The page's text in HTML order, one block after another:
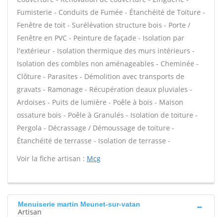
Fumisterie - Conduits de Fumée - Étanchéité de Toiture -
Fenêtre de toit - Surélévation structure bois - Porte /
Fenêtre en PVC - Peinture de façade - Isolation par
l'extérieur - Isolation thermique des murs intérieurs -
Isolation des combles non aménageables - Cheminée -
Clôture - Parasites - Démolition avec transports de
gravats - Ramonage - Récupération deaux pluviales -
Ardoises - Puits de lumière - Poêle à bois - Maison
ossature bois - Poêle à Granulés - Isolation de toiture -
Pergola - Décrassage / Démoussage de toiture -
Étanchéité de terrasse - Isolation de terrasse -
Voir la fiche artisan : Mcg
Menuiserie martin Meunet-sur-vatan
Artisan